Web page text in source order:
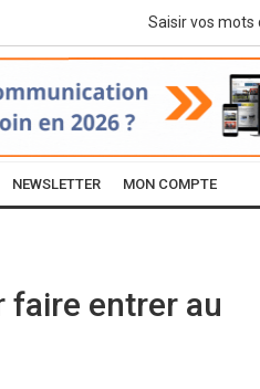
NEWSLETTER MON COMPTE
faire entrer au